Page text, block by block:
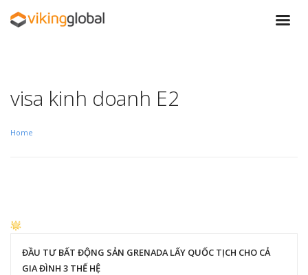
visa kinh doanh E2
Home
ĐẦU TƯ BẤT ĐỘNG SẢN GRENADA LẤY QUỐC TỊCH CHO CẢ
GIA ĐÌNH 3 THẾ HỆ